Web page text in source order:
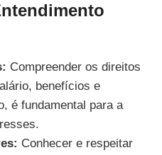
Compreender os direitos
benefícios e
é fundamental para a
Conhecer e respeitar